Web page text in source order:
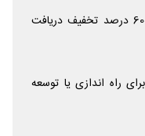
در جشنواره بوی عیدی ژاکت تا 60 درصد تخفیف دریافت
راه اندازی یا توسعه